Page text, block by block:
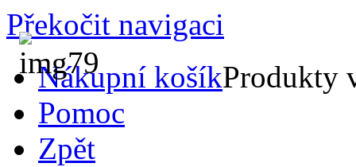
Překočit navigaci
Nákupní košíkProdukty
Pomoc
Zpět